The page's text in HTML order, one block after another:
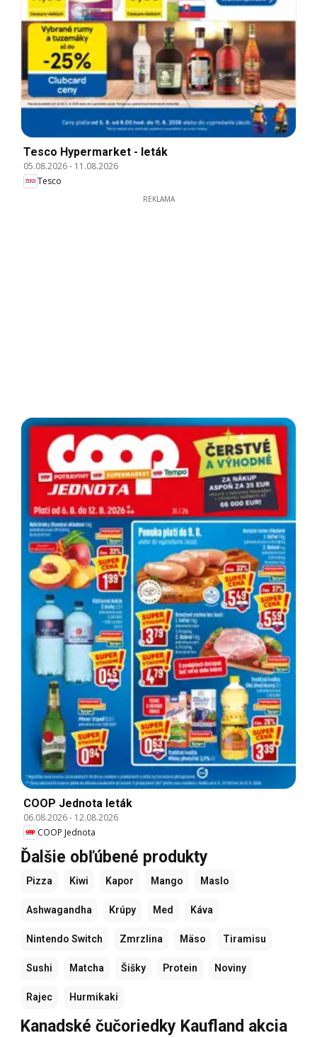
Tesco Hypermarket - leták
05.08.2026- 11.08.2026
Tesco
REKLAMA
COOP Jednota leták
06.08.2026- 12.08.2026
COOP Jednota
Ďalšie obľúbené produkty
Pizza Kiwi Kapor Mango Maslo
Ashwagandha Krúpy Med Káva
Nintendo Switch Zmrzlina Mäso Tiramisu
Sushi Matcha Šišky Protein Noviny
Rajec Hurmikaki
Kanadské čučoriedky Kaufland akcia